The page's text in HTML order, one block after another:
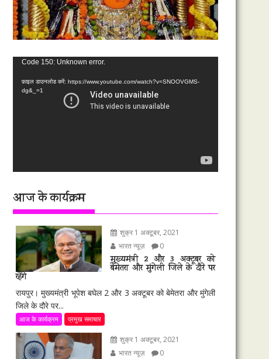
वीडियो
प्लेयर
Code 150: Unknown error.
फ़ाइल डाउनलोड करें: https://www.youtube.com/watch?v=SNOOVGMS-
dg&_=1
आज के कार्यक्रम
शुक्र 1 अक्टूबर, 2021
भारत न्यूज़
0
मुख्यमंत्री 2 और 3 अक्टूबर को
बेमेतरा और मुंगेली जिले के दौरे पर
रहेंगे
रायपुर। मुख्यमंत्री भूपेश बघेल 2 और 3 अक्टूबर को बेमेतरा और मुंगेली
जिले के दौरे पर...
आज के कार्यक्रम प्रमुख समाचार
शुक्र 1 अक्टूबर, 2021
भारत न्यूज़
0